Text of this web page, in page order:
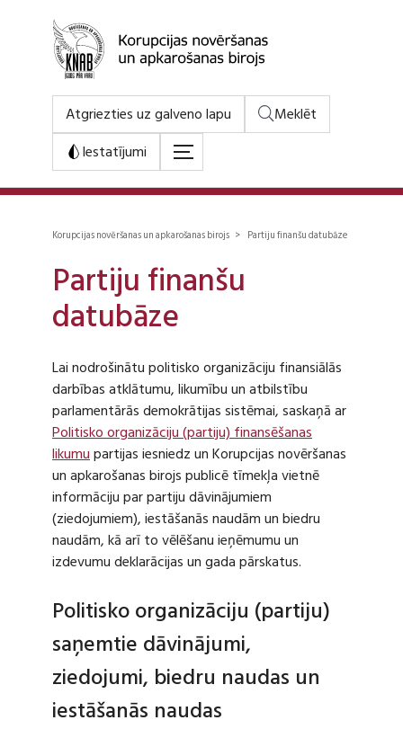
Atgriezties uz galveno lapu
Meklēt
Iestatījumi
Korupcijas novēršanas un apkarošanas birojs > Partiju finanšu datubāze
Partiju finanšu
datubāze
Lai nodrošinātu politisko organizāciju finansiālās
darbības atklātumu, likumību un atbilstību
parlamentārās demokrātijas sistēmai, saskaņā ar
Politisko organizāciju (partiju) finansēšanas
likumupartijas iesniedz un Korupcijas novēršanas
un apkarošanas birojs publicē tīmekļa vietnē
informāciju par partiju dāvinājumiem
(ziedojumiem), iestāšanās naudām un biedru
naudām, kā arī to vēlēšanu ieņēmumu un
izdevumu deklarācijas un gada pārskatus.
Politisko organizāciju (partiju)
saņemtie dāvinājumi,
ziedojumi, biedru naudas un
iestāšanās naudas